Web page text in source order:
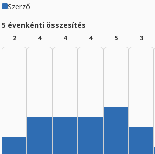
Szerző
5 évenkénti összesítés
2 4 4 4 5 3